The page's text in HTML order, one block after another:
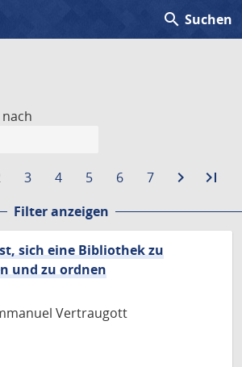
search Suchen
Gehe
Seite
3
Gehe
Seite
4
Gehe
Seite
5
Gehe
Seite
6
Gehe
Seite
7 navigate_next
Zur
Seite
last_page
Filter anzeigen
sich eine Bibliothek zu
und zu ordnen
Vertraugott